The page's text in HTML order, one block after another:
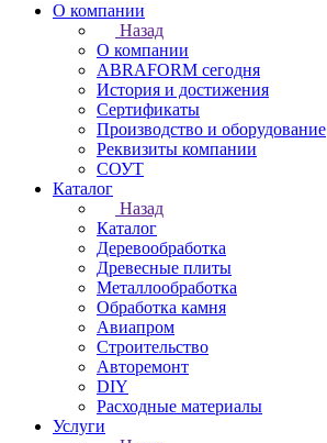
О компании
Назад
О компании
ABRAFORM сегодня
История и достижения
Сертификаты
Производство и оборудование
Реквизиты компании
СОУТ
Каталог
Назад
Каталог
Деревообработка
Древесные плиты
Металлообработка
Обработка камня
Авиапром
Строительство
Авторемонт
DIY
Расходные материалы
Услуги